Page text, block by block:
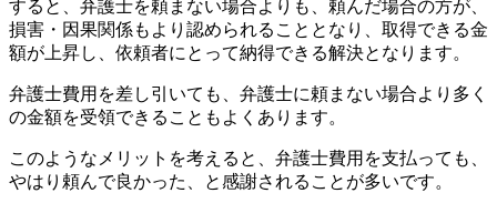
すると、弁護士を頼まない場合よりも、頼んだ場合の方が、
損害・因果関係もより認められることとなり、取得できる金
額が上昇し、依頼者にとって納得できる解決となります。
弁護士費用を差し引いても、弁護士に頼まない場合より多く
の金額を受領できることもよくあります。
このようなメリットを考えると、弁護士費用を支払っても、
やはり頼んで良かった、と感謝されることが多いです。